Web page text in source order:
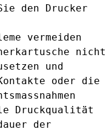
den Drucker
vermeiden
nicht
und
oder die
Druckqualität
der